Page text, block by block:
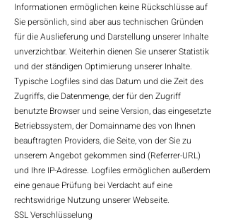
Informationen ermöglichen keine Rückschlüsse auf
Sie persönlich, sind aber aus technischen Gründen
für die Auslieferung und Darstellung unserer Inhalte
unverzichtbar. Weiterhin dienen Sie unserer Statistik
und der ständigen Optimierung unserer Inhalte.
Typische Logfiles sind das Datum und die Zeit des
Zugriffs, die Datenmenge, der für den Zugriff
benutzte Browser und seine Version, das eingesetzte
Betriebssystem, der Domainname des von Ihnen
beauftragten Providers, die Seite, von der Sie zu
unserem Angebot gekommen sind (Referrer-URL)
und Ihre IP-Adresse. Logfiles ermöglichen außerdem
eine genaue Prüfung bei Verdacht auf eine
rechtswidrige Nutzung unserer Webseite.
SSL Verschlüsselung